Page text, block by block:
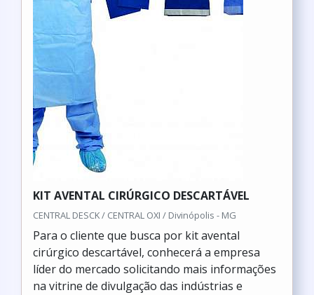
KIT AVENTAL CIRÚRGICO DESCARTÁVEL
CENTRAL DESCK / CENTRAL OXI / Divinópolis - MG
Para o cliente que busca por kit avental
cirúrgico descartável, conhecerá a empresa
líder do mercado solicitando mais informações
na vitrine de divulgação das indústrias e